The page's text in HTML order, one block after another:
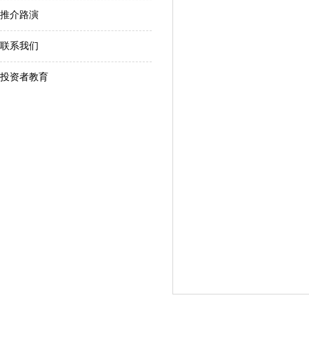
推介路演
联系我们
投资者教育